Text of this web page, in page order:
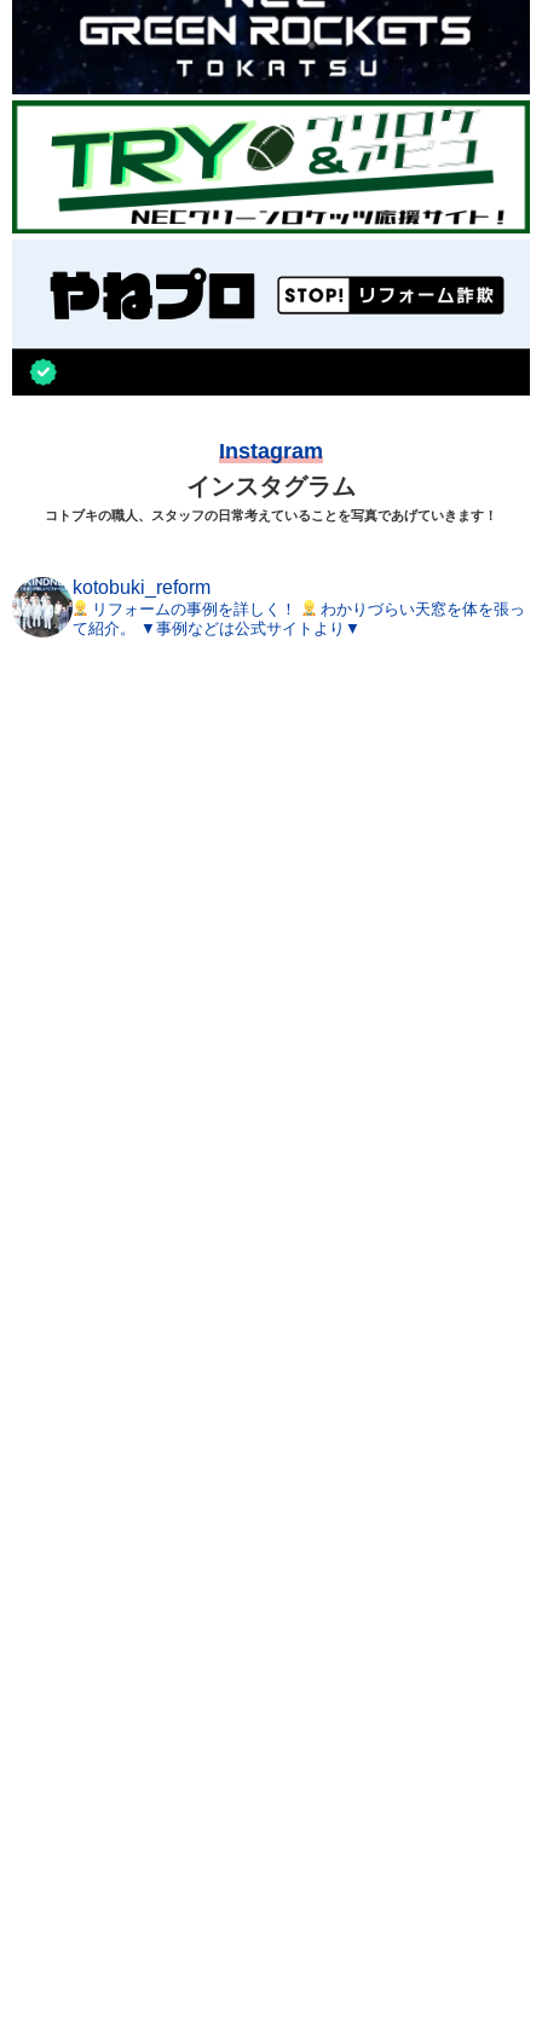
Instagram
インスタグラム
コトブキの職人、スタッフの日常考えていることを写真であげていきます！
kotobuki_reform
リフォームの事例を詳しく！
わかりづらい天窓を体を張っ
て紹介。
▼事例などは公式サイトより▼